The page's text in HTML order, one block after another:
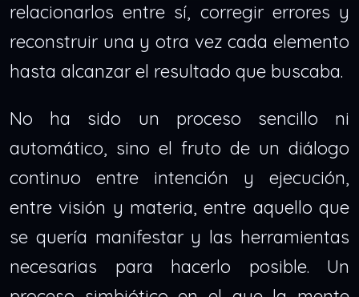
relacionarlos entre sí, corregir errores y
reconstruir una y otra vez cada elemento
hasta alcanzar el resultado que buscaba.
No ha sido un proceso sencillo ni
automático, sino el fruto de un diálogo
continuo entre intención y ejecución,
entre visión y materia, entre aquello que
se quería manifestar y las herramientas
necesarias para hacerlo posible. Un